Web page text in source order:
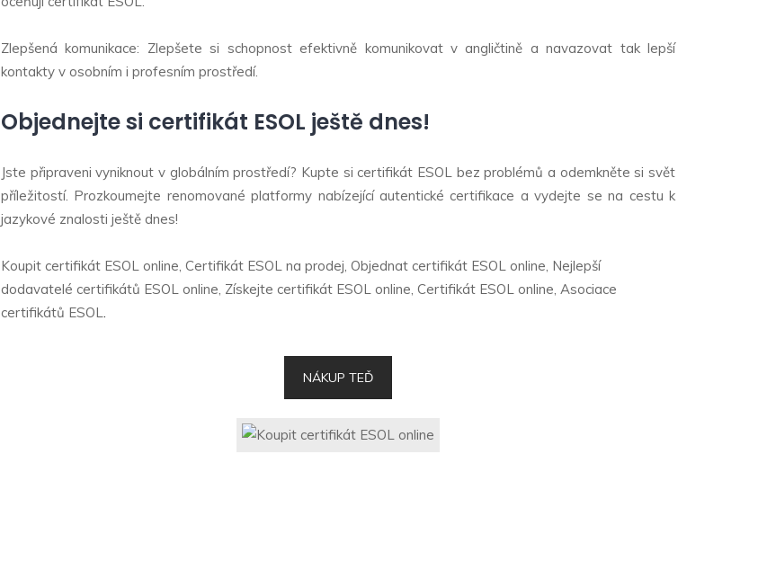
Zlepšená komunikace: Zlepšete si schopnost efektivně komunikovat v angličtině a navazovat tak lepší
kontakty v osobním i profesním prostředí.
Objednejte si certifikát ESOL ještě dnes!
Jste připraveni vyniknout v globálním prostředí? Kupte si certifikát ESOL bez problémů a odemkněte si svět
příležitostí. Prozkoumejte renomované platformy nabízející autentické certifikace a vydejte se na cestu k
jazykové znalosti ještě dnes!
Koupit certifikát ESOL online, Certifikát ESOL na prodej, Objednat certifikát ESOL online, Nejlepší
dodavatelé certifikátů ESOL online, Získejte certifikát ESOL online, Certifikát ESOL online, Asociace
certifikátů ESOL
NÁKUP TEĎ